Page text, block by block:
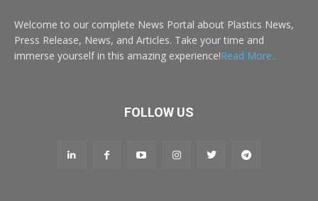
Welcome to our complete News Portal about Plastics News,
Press Release, News, and Articles. Take your time and
immerse yourself in this amazing experience!Read More..
FOLLOW US